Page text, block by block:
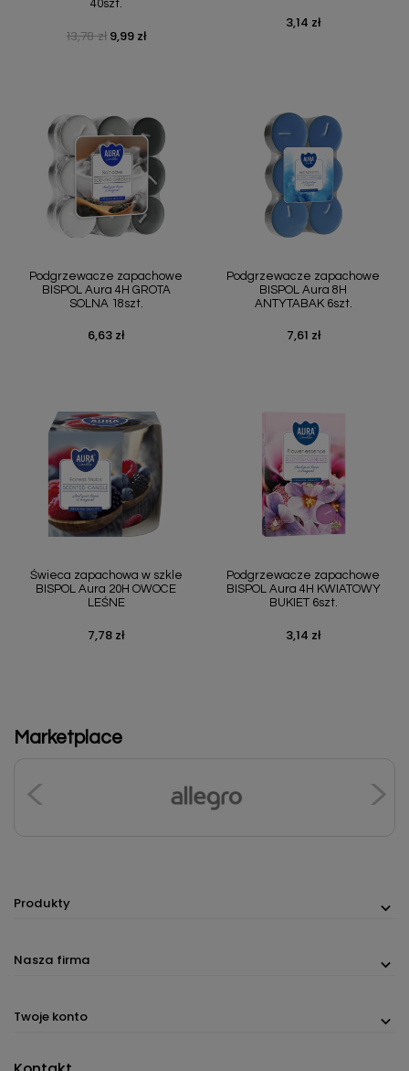
40szt.
Cena podstawowa
13,78 zł Cena
9,99 zł
Cena
3,14 zł
Podgrzewacze zapachowe
BISPOL Aura 4H GROTA
SOLNA 18szt.
Cena
6,63 zł
Podgrzewacze zapachowe
BISPOL Aura 8H
ANTYTABAK 6szt.
Cena
7,61 zł
Świeca zapachowa w szkle
BISPOL Aura 20H OWOCE
LEŚNE
Cena
7,78 zł
Podgrzewacze zapachowe
BISPOL Aura 4H KWIATOWY
BUKIET 6szt.
Cena
3,14 zł
Marketplace
Produkty
Nasza firma
Twoje konto